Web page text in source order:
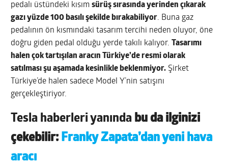
pedalı üstündeki kısımsürüş sırasında yerinden çıkarak
gazı yüzde 100 basılı şekilde bırakabiliyor. Buna gaz
pedalının ön kısmındaki tasarım tercihi neden oluyor, öne
doğru giden pedal olduğu yerde takılı kalıyor.
Tasarımı
halen çok tartışılan aracın Türkiye’de resmi olarak
satılması şu aşamada kesinlikle beklenmiyor. Şirket
Türkiye’de halen sadece Model Y’nin satışını
gerçekleştiriyor.
Tesla haberleri yanında bu da ilginizi
çekebilir: Franky Zapata’dan yeni hava
aracı